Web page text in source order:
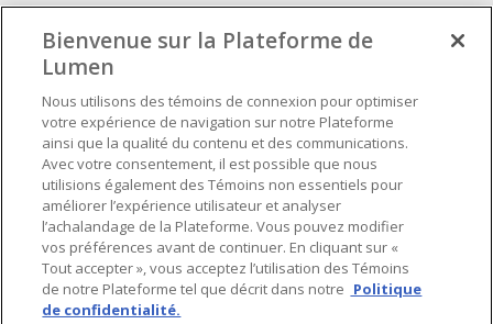
Préférences en matière de cookies
Bienvenue sur la Plateforme de
Lumen
Nous utilisons des témoins de connexion pour optimiser
votre expérience de navigation sur notre Plateforme
ainsi que la qualité du contenu et des communications.
Avec votre consentement, il est possible que nous
utilisions également des Témoins non essentiels pour
améliorer l’expérience utilisateur et analyser
l’achalandage de la Plateforme. Vous pouvez modifier
vos préférences avant de continuer. En cliquant sur «
Tout accepter », vous acceptez l’utilisation des Témoins
de notre Plateforme tel que décrit dans notre Politique
de confidentialité.